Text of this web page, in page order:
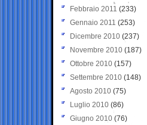
Febbraio 2011 (233)
Gennaio 2011 (253)
Dicembre 2010 (237)
Novembre 2010 (187)
Ottobre 2010 (157)
Settembre 2010 (148)
Agosto 2010 (75)
Luglio 2010 (86)
Giugno 2010 (76)